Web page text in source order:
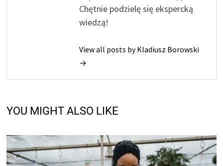
Chętnie podzielę się ekspercką
wiedzą!
View all posts by Kladiusz Borowski
→
YOU MIGHT ALSO LIKE